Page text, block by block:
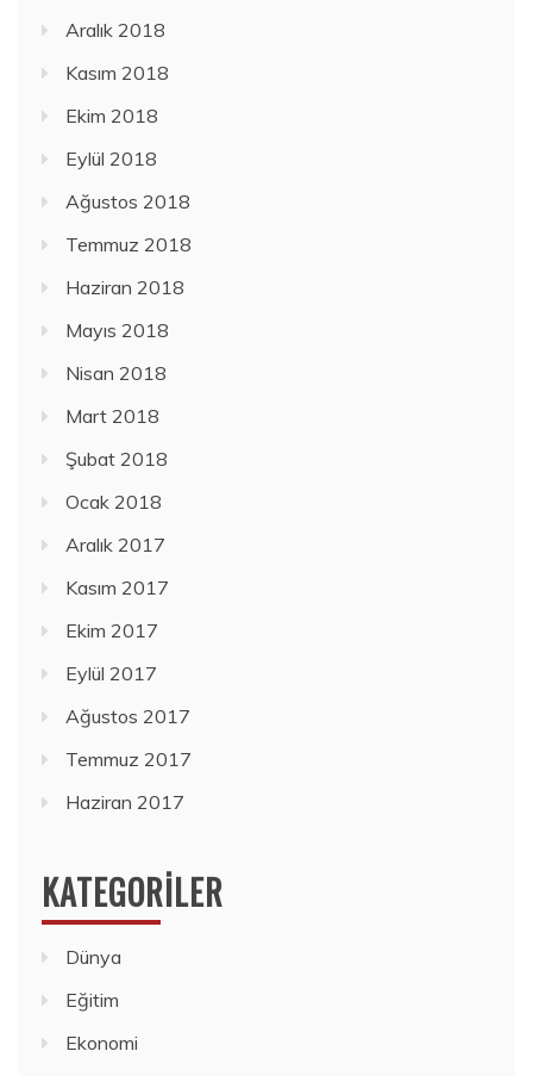
Aralık 2018
Kasım 2018
Ekim 2018
Eylül 2018
Ağustos 2018
Temmuz 2018
Haziran 2018
Mayıs 2018
Nisan 2018
Mart 2018
Şubat 2018
Ocak 2018
Aralık 2017
Kasım 2017
Ekim 2017
Eylül 2017
Ağustos 2017
Temmuz 2017
Haziran 2017
KATEGORILER
Dünya
Eğitim
Ekonomi